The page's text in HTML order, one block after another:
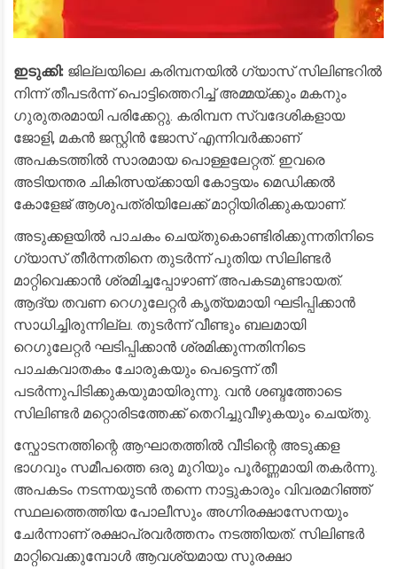
ഇടുക്കി: ജില്ലയിലെ കരിമ്പനയിൽ ഗ്യാസ് സിലിണ്ടറിൽ
നിന്ന് തീപടർന്ന് പൊട്ടിത്തെറിച്ച് അമ്മയ്ക്കും മകനും
ഗുരുതരമായി പരിക്കേറ്റു. കരിമ്പന സ്വദേശികളായ
ജോളി, മകൻ ജസ്റ്റിൻ ജോസ് എന്നിവർക്കാണ്
അപകടത്തിൽ സാരമായ പൊള്ളലേറ്റത്. ഇവരെ
അടിയന്തര ചികിത്സയ്ക്കായി കോട്ടയം മെഡിക്കൽ
കോളേജ് ആശുപത്രിയിലേക്ക് മാറ്റിയിരിക്കുകയാണ്.
​അടുക്കളയിൽ പാചകം ചെയ്തുകൊണ്ടിരിക്കുന്നതിനിടെ
ഗ്യാസ് തീർന്നതിനെ തുടർന്ന് പുതിയ സിലിണ്ടർ
മാറ്റിവെക്കാൻ ശ്രമിച്ചപ്പോഴാണ് അപകടമുണ്ടായത്.
ആദ്യ തവണ റെഗുലേറ്റർ കൃത്യമായി ഘടിപ്പിക്കാൻ
സാധിച്ചിരുന്നില്ല. തുടർന്ന് വീണ്ടും ബലമായി
റെഗുലേറ്റർ ഘടിപ്പിക്കാൻ ശ്രമിക്കുന്നതിനിടെ
പാചകവാതകം ചോരുകയും പെട്ടെന്ന് തീ
പടർന്നുപിടിക്കുകയുമായിരുന്നു. വൻ ശബ്ദത്തോടെ
സിലിണ്ടർ മറ്റൊരിടത്തേക്ക് തെറിച്ചുവീഴുകയും ചെയ്തു.
​സ്ഫോടനത്തിന്റെ ആഘാതത്തിൽ വീടിന്റെ അടുക്കള
ഭാഗവും സമീപത്തെ ഒരു മുറിയും പൂർണ്ണമായി തകർന്നു.
അപകടം നടന്നയുടൻ തന്നെ നാട്ടുകാരും വിവരമറിഞ്ഞ്
സ്ഥലത്തെത്തിയ പോലീസും അഗ്നിരക്ഷാസേനയും
ചേർന്നാണ് രക്ഷാപ്രവർത്തനം നടത്തിയത്. സിലിണ്ടർ
മാറ്റിവെക്കുമ്പോൾ ആവശ്യമായ സുരക്ഷാ